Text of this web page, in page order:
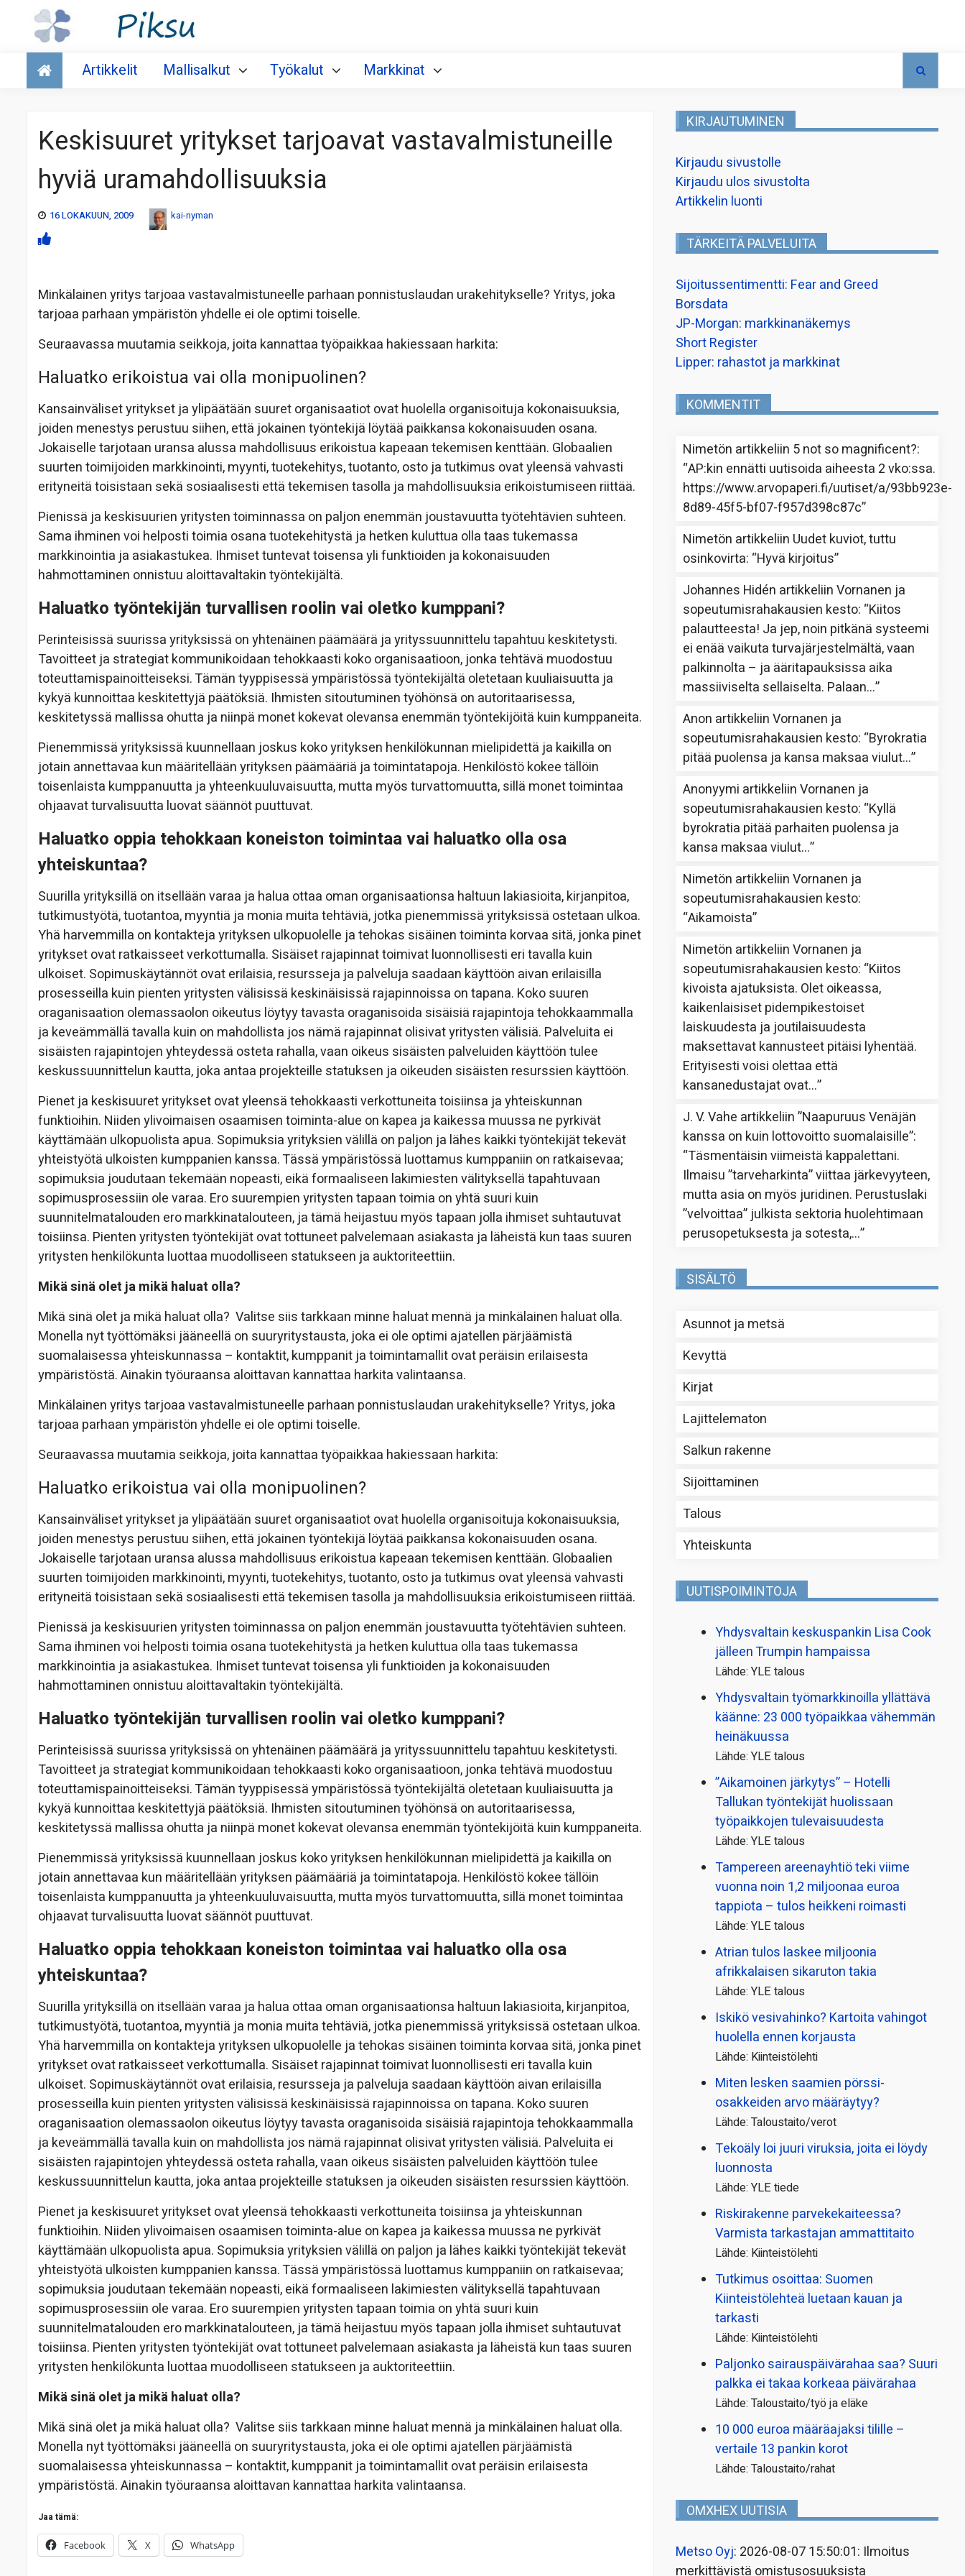
Talous
Artikkelit Mallisalkut Työkalut Markkinat
Keskisuuret yritykset tarjoavat vastavalmistuneille
hyviä uramahdollisuuksia
16 LOKAKUUN, 2009 kai-nyman
Minkälainen yritys tarjoaa vastavalmistuneelle parhaan ponnistuslaudan urakehitykselle? Yritys, joka
tarjoaa parhaan ympäristön yhdelle ei ole optimi toiselle.
Seuraavassa muutamia seikkoja, joita kannattaa työpaikkaa hakiessaan harkita:
Haluatko erikoistua vai olla monipuolinen?
Kansainväliset yritykset ja ylipäätään suuret organisaatiot ovat huolella organisoituja kokonaisuuksia,
joiden menestys perustuu siihen, että jokainen työntekijä löytää paikkansa kokonaisuuden osana.
Jokaiselle tarjotaan uransa alussa mahdollisuus erikoistua kapeaan tekemisen kenttään. Globaalien
suurten toimijoiden markkinointi, myynti, tuotekehitys, tuotanto, osto ja tutkimus ovat yleensä vahvasti
erityneitä toisistaan sekä sosiaalisesti että tekemisen tasolla ja mahdollisuuksia erikoistumiseen riittää.
Pienissä ja keskisuurien yritysten toiminnassa on paljon enemmän joustavuutta työtehtävien suhteen.
Sama ihminen voi helposti toimia osana tuotekehitystä ja hetken kuluttua olla taas tukemassa
markkinointia ja asiakastukea. Ihmiset tuntevat toisensa yli funktioiden ja kokonaisuuden
hahmottaminen onnistuu aloittavaltakin työntekijältä.
Haluatko työntekijän turvallisen roolin vai oletko kumppani?
Perinteisissä suurissa yrityksissä on yhtenäinen päämäärä ja yrityssuunnittelu tapahtuu keskitetysti.
Tavoitteet ja strategiat kommunikoidaan tehokkaasti koko organisaatioon, jonka tehtävä muodostuu
toteuttamispainoitteiseksi. Tämän tyyppisessä ympäristössä työntekijältä oletetaan kuuliaisuutta ja
kykyä kunnoittaa keskitettyjä päätöksiä. Ihmisten sitoutuminen työhönsä on autoritaarisessa,
keskitetyssä mallissa ohutta ja niinpä monet kokevat olevansa enemmän työntekijöitä kuin kumppaneita.
Pienemmissä yrityksissä kuunnellaan joskus koko yrityksen henkilökunnan mielipidettä ja kaikilla on
jotain annettavaa kun määritellään yrityksen päämääriä ja toimintatapoja. Henkilöstö kokee tällöin
toisenlaista kumppanuutta ja yhteenkuuluvaisuutta, mutta myös turvattomuutta, sillä monet toimintaa
ohjaavat turvalisuutta luovat säännöt puuttuvat.
Haluatko oppia tehokkaan koneiston toimintaa vai haluatko olla osa
yhteiskuntaa?
Suurilla yrityksillä on itsellään varaa ja halua ottaa oman organisaationsa haltuun lakiasioita, kirjanpitoa,
tutkimustyötä, tuotantoa, myyntiä ja monia muita tehtäviä, jotka pienemmissä yrityksissä ostetaan ulkoa.
Yhä harvemmilla on kontakteja yrityksen ulkopuolelle ja tehokas sisäinen toiminta korvaa sitä, jonka pinet
yritykset ovat ratkaisseet verkottumalla. Sisäiset rajapinnat toimivat luonnollisesti eri tavalla kuin
ulkoiset. Sopimuskäytännöt ovat erilaisia, resursseja ja palveluja saadaan käyttöön aivan erilaisilla
prosesseilla kuin pienten yritysten välisissä keskinäisissä rajapinnoissa on tapana. Koko suuren
oraganisaation olemassaolon oikeutus löytyy tavasta oraganisoida sisäisiä rajapintoja tehokkaammalla
ja keveämmällä tavalla kuin on mahdollista jos nämä rajapinnat olisivat yritysten välisiä. Palveluita ei
sisäisten rajapintojen yhteydessä osteta rahalla, vaan oikeus sisäisten palveluiden käyttöön tulee
keskussuunnittelun kautta, joka antaa projekteille statuksen ja oikeuden sisäisten resurssien käyttöön.
Pienet ja keskisuuret yritykset ovat yleensä tehokkaasti verkottuneita toisiinsa ja yhteiskunnan
funktioihin. Niiden ylivoimaisen osaamisen toiminta-alue on kapea ja kaikessa muussa ne pyrkivät
käyttämään ulkopuolista apua. Sopimuksia yrityksien välillä on paljon ja lähes kaikki työntekijät tekevät
yhteistyötä ulkoisten kumppanien kanssa. Tässä ympäristössä luottamus kumppaniin on ratkaisevaa;
sopimuksia joudutaan tekemään nopeasti, eikä formaaliseen lakimiesten välityksellä tapahtuvaan
sopimusprosessiin ole varaa. Ero suurempien yritysten tapaan toimia on yhtä suuri kuin
suunnitelmatalouden ero markkinatalouteen, ja tämä heijastuu myös tapaan jolla ihmiset suhtautuvat
toisiinsa. Pienten yritysten työntekijät ovat tottuneet palvelemaan asiakasta ja läheistä kun taas suuren
yritysten henkilökunta luottaa muodolliseen statukseen ja auktoriteettiin.
Mikä sinä olet ja mikä haluat olla?
Mikä sinä olet ja mikä haluat olla? Valitse siis tarkkaan minne haluat mennä ja minkälainen haluat olla.
Monella nyt työttömäksi jääneellä on suuryritystausta, joka ei ole optimi ajatellen pärjäämistä
suomalaisessa yhteiskunnassa – kontaktit, kumppanit ja toimintamallit ovat peräisin erilaisesta
ympäristöstä. Ainakin työuraansa aloittavan kannattaa harkita valintaansa.
Minkälainen yritys tarjoaa vastavalmistuneelle parhaan ponnistuslaudan urakehitykselle? Yritys, joka
tarjoaa parhaan ympäristön yhdelle ei ole optimi toiselle.
Seuraavassa muutamia seikkoja, joita kannattaa työpaikkaa hakiessaan harkita:
Haluatko erikoistua vai olla monipuolinen?
Kansainväliset yritykset ja ylipäätään suuret organisaatiot ovat huolella organisoituja kokonaisuuksia,
joiden menestys perustuu siihen, että jokainen työntekijä löytää paikkansa kokonaisuuden osana.
Jokaiselle tarjotaan uransa alussa mahdollisuus erikoistua kapeaan tekemisen kenttään. Globaalien
suurten toimijoiden markkinointi, myynti, tuotekehitys, tuotanto, osto ja tutkimus ovat yleensä vahvasti
erityneitä toisistaan sekä sosiaalisesti että tekemisen tasolla ja mahdollisuuksia erikoistumiseen riittää.
Pienissä ja keskisuurien yritysten toiminnassa on paljon enemmän joustavuutta työtehtävien suhteen.
Sama ihminen voi helposti toimia osana tuotekehitystä ja hetken kuluttua olla taas tukemassa
markkinointia ja asiakastukea. Ihmiset tuntevat toisensa yli funktioiden ja kokonaisuuden
hahmottaminen onnistuu aloittavaltakin työntekijältä.
Haluatko työntekijän turvallisen roolin vai oletko kumppani?
Perinteisissä suurissa yrityksissä on yhtenäinen päämäärä ja yrityssuunnittelu tapahtuu keskitetysti.
Tavoitteet ja strategiat kommunikoidaan tehokkaasti koko organisaatioon, jonka tehtävä muodostuu
toteuttamispainoitteiseksi. Tämän tyyppisessä ympäristössä työntekijältä oletetaan kuuliaisuutta ja
kykyä kunnoittaa keskitettyjä päätöksiä. Ihmisten sitoutuminen työhönsä on autoritaarisessa,
keskitetyssä mallissa ohutta ja niinpä monet kokevat olevansa enemmän työntekijöitä kuin kumppaneita.
Pienemmissä yrityksissä kuunnellaan joskus koko yrityksen henkilökunnan mielipidettä ja kaikilla on
jotain annettavaa kun määritellään yrityksen päämääriä ja toimintatapoja. Henkilöstö kokee tällöin
toisenlaista kumppanuutta ja yhteenkuuluvaisuutta, mutta myös turvattomuutta, sillä monet toimintaa
ohjaavat turvalisuutta luovat säännöt puuttuvat.
Haluatko oppia tehokkaan koneiston toimintaa vai haluatko olla osa
yhteiskuntaa?
Suurilla yrityksillä on itsellään varaa ja halua ottaa oman organisaationsa haltuun lakiasioita, kirjanpitoa,
tutkimustyötä, tuotantoa, myyntiä ja monia muita tehtäviä, jotka pienemmissä yrityksissä ostetaan ulkoa.
Yhä harvemmilla on kontakteja yrityksen ulkopuolelle ja tehokas sisäinen toiminta korvaa sitä, jonka pinet
yritykset ovat ratkaisseet verkottumalla. Sisäiset rajapinnat toimivat luonnollisesti eri tavalla kuin
ulkoiset. Sopimuskäytännöt ovat erilaisia, resursseja ja palveluja saadaan käyttöön aivan erilaisilla
prosesseilla kuin pienten yritysten välisissä keskinäisissä rajapinnoissa on tapana. Koko suuren
oraganisaation olemassaolon oikeutus löytyy tavasta oraganisoida sisäisiä rajapintoja tehokkaammalla
ja keveämmällä tavalla kuin on mahdollista jos nämä rajapinnat olisivat yritysten välisiä. Palveluita ei
sisäisten rajapintojen yhteydessä osteta rahalla, vaan oikeus sisäisten palveluiden käyttöön tulee
keskussuunnittelun kautta, joka antaa projekteille statuksen ja oikeuden sisäisten resurssien käyttöön.
Pienet ja keskisuuret yritykset ovat yleensä tehokkaasti verkottuneita toisiinsa ja yhteiskunnan
funktioihin. Niiden ylivoimaisen osaamisen toiminta-alue on kapea ja kaikessa muussa ne pyrkivät
käyttämään ulkopuolista apua. Sopimuksia yrityksien välillä on paljon ja lähes kaikki työntekijät tekevät
yhteistyötä ulkoisten kumppanien kanssa. Tässä ympäristössä luottamus kumppaniin on ratkaisevaa;
sopimuksia joudutaan tekemään nopeasti, eikä formaaliseen lakimiesten välityksellä tapahtuvaan
sopimusprosessiin ole varaa. Ero suurempien yritysten tapaan toimia on yhtä suuri kuin
suunnitelmatalouden ero markkinatalouteen, ja tämä heijastuu myös tapaan jolla ihmiset suhtautuvat
toisiinsa. Pienten yritysten työntekijät ovat tottuneet palvelemaan asiakasta ja läheistä kun taas suuren
yritysten henkilökunta luottaa muodolliseen statukseen ja auktoriteettiin.
Mikä sinä olet ja mikä haluat olla?
Mikä sinä olet ja mikä haluat olla? Valitse siis tarkkaan minne haluat mennä ja minkälainen haluat olla.
Monella nyt työttömäksi jääneellä on suuryritystausta, joka ei ole optimi ajatellen pärjäämistä
suomalaisessa yhteiskunnassa – kontaktit, kumppanit ja toimintamallit ovat peräisin erilaisesta
ympäristöstä. Ainakin työuraansa aloittavan kannattaa harkita valintaansa.
Jaa tämä:
Facebook X WhatsApp
KIRJAUTUMINEN
Kirjaudu sivustolle
Kirjaudu ulos sivustolta
Artikkelin luonti
TÄRKEITÄ PALVELUITA
Sijoitussentimentti: Fear and Greed
Borsdata
JP-Morgan: markkinanäkemys
Short Register
Lipper: rahastot ja markkinat
KOMMENTIT
Nimetön artikkeliin 5 not so magnificent?:
“AP:kin ennätti uutisoida aiheesta 2 vko:ssa.
https://www.arvopaperi.fi/uutiset/a/93bb923e-
8d89-45f5-bf07-f957d398c87c”
Nimetön artikkeliin Uudet kuviot, tuttu
osinkovirta: “Hyvä kirjoitus”
Johannes Hidén artikkeliinVornanen ja
sopeutumisrahakausien kesto: “Kiitos
palautteesta! Ja jep, noin pitkänä systeemi
ei enää vaikuta turvajärjestelmältä, vaan
palkinnolta – ja ääritapauksissa aika
massiiviselta sellaiselta. Palaan…”
Anon artikkeliinVornanen ja
sopeutumisrahakausien kesto: “Byrokratia
pitää puolensa ja kansa maksaa viulut…”
Anonyymi artikkeliinVornanen ja
sopeutumisrahakausien kesto: “Kyllä
byrokratia pitää parhaiten puolensa ja
kansa maksaa viulut…”
Nimetön artikkeliinVornanen ja
sopeutumisrahakausien kesto:
“Aikamoista”
Nimetön artikkeliinVornanen ja
sopeutumisrahakausien kesto: “Kiitos
kivoista ajatuksista. Olet oikeassa,
kaikenlaisiset pidempikestoiset
laiskuudesta ja joutilaisuudesta
maksettavat kannusteet pitäisi lyhentää.
Erityisesti voisi olettaa että
kansanedustajat ovat…”
J. V. Vahe artikkeliin”Naapuruus Venäjän
kanssa on kuin lottovoitto suomalaisille”:
“Täsmentäisin viimeistä kappalettani.
Ilmaisu ”tarveharkinta” viittaa järkevyyteen,
mutta asia on myös juridinen. Perustuslaki
”velvoittaa” julkista sektoria huolehtimaan
perusopetuksesta ja sotesta,…”
SISÄLTÖ
Asunnot ja metsä
Kevyttä
Kirjat
Lajittelematon
Salkun rakenne
Sijoittaminen
Talous
Yhteiskunta
UUTISPOIMINTOJA
Yhdysvaltain keskuspankin Lisa Cook
jälleen Trumpin hampaissa
Lähde: YLE talous
Yhdysvaltain työmarkkinoilla yllättävä
käänne: 23 000 työpaikkaa vähemmän
heinäkuussa
Lähde: YLE talous
”Aikamoinen järkytys” – Hotelli
Tallukan työntekijät huolissaan
työpaikkojen tulevaisuudesta
Lähde: YLE talous
Tampereen areenayhtiö teki viime
vuonna noin 1,2 miljoonaa euroa
tappiota – tulos heikkeni roimasti
Lähde: YLE talous
Atrian tulos laskee miljoonia
afrikkalaisen sikaruton takia
Lähde: YLE talous
Iskikö vesivahinko? Kartoita vahingot
huolella ennen korjausta
Lähde: Kiinteistölehti
Miten lesken saamien pörssi­
osakkeiden arvo määräytyy?
Lähde: Taloustaito/verot
Tekoäly loi juuri viruksia, joita ei löydy
luonnosta
Lähde: YLE tiede
Riskirakenne parvekekaiteessa?
Varmista tarkastajan ammattitaito
Lähde: Kiinteistölehti
Tutkimus osoittaa: Suomen
Kiinteistölehteä luetaan kauan ja
tarkasti
Lähde: Kiinteistölehti
Paljonko sairauspäivä­rahaa saa? Suuri
palkka ei takaa korkeaa päivärahaa
Lähde: Taloustaito/työ ja eläke
10 000 euroa määräajaksi tilille –
vertaile 13 pankin korot
Lähde: Taloustaito/rahat
OMXHEX UUTISIA
Metso Oyj: 2026-08-07 15:50:01: Ilmoitus
merkittävistä omistusosuuksista